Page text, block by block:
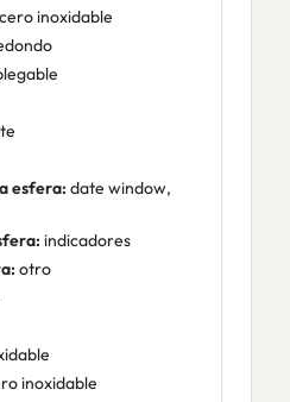
inoxidable
esfera: date window,
indicadores
otro
inoxidable